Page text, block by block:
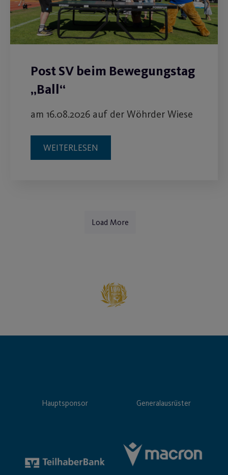
Post SV beim Bewegungstag
„Ball“
am 16.08.2026 auf der Wöhrder Wiese
WEITERLESEN
Load More
Hauptsponsor Generalausrüster